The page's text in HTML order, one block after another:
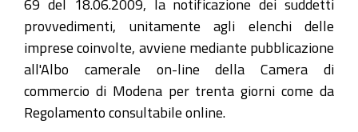
69 del 18.06.2009, la notificazione dei suddetti
provvedimenti, unitamente agli elenchi delle
imprese coinvolte, avviene mediante pubblicazione
all'Albo camerale on-line della Camera di
commercio di Modena per trenta giorni come da
Regolamento consultabile online.